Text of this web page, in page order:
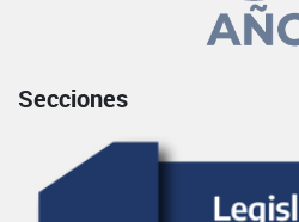
Secciones